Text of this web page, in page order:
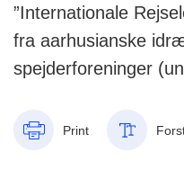
”Internationale
fra aarhusianske
spejderforeninger
Print